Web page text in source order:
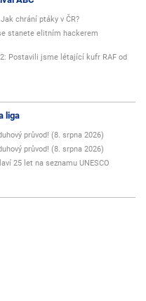
chrání ptáky v ČR?
stanete elitním hackerem
Postavili jsme létající kufr RAF od
liga
průvod! (8. srpna 2026)
průvod! (8. srpna 2026)
25 let na seznamu UNESCO